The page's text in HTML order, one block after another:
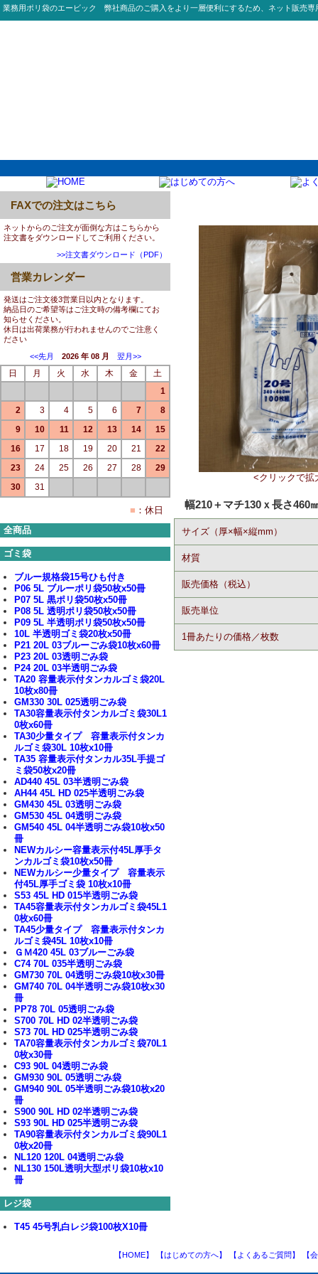
業務用ポリ袋のエービック 弊社商品のご購入をより一層便利にするため、ネット販売
FAXでの注文はこちら
ネットからのご注文が面倒な方はこちらから
注文書をダウンロードしてご利用ください。
>>注文書ダウンロード（PDF）
営業カレンダー
発送はご注文後3営業日以内となります。
納品日のご希望等はご注文時の備考欄にてお
知らせください。
休日は出荷業務が行われませんのでご注意く
ださい
<<先月
2026 年 08 月 翌月>>
日 月 火 水 木 金
土
1
2
3 4 5 6 7
8
9
10 11 12 13 14
15
16
17 18 19 20 21
22
23
24 25 26 27 28
29
30
31
■ ：休日
全商品
ゴミ袋
ブルー規格袋15号ひも付き
P06 5L ブルーポリ袋50枚x50冊
P07 5L 黒ポリ袋50枚x50冊
P08 5L 透明ポリ袋50枚x50冊
P09 5L 半透明ポリ袋50枚x50冊
10L 半透明ゴミ袋20枚x50冊
P21 20L 03ブルーごみ袋10枚x60冊
P23 20L 03透明ごみ袋
P24 20L 03半透明ごみ袋
TA20 容量表示付タンカルゴミ袋20L
10枚x80冊
GM330 30L 025透明ごみ袋
TA30容量表示付タンカルゴミ袋30L1
0枚x60冊
TA30少量タイプ 容量表示付タンカ
ルゴミ袋30L 10枚x10冊
TA35 容量表示付タンカル35L手提ゴ
ミ袋50枚x20冊
AD440 45L 03半透明ごみ袋
AH44 45L HD 025半透明ごみ袋
GM430 45L 03透明ごみ袋
GM530 45L 04透明ごみ袋
GM540 45L 04半透明ごみ袋10枚x50
冊
NEWカルシー容量表示付45L厚手タ
ンカルゴミ袋10枚x50冊
NEWカルシー少量タイプ 容量表示
付45L厚手ゴミ袋 10枚x10冊
S53 45L HD 015半透明ごみ袋
TA45容量表示付タンカルゴミ袋45L1
0枚x60冊
TA45少量タイプ 容量表示付タンカ
ルゴミ袋45L 10枚x10冊
ＧＭ420 45L 03ブルーごみ袋
C74 70L 035半透明ごみ袋
GM730 70L 04透明ごみ袋10枚x30冊
GM740 70L 04半透明ごみ袋10枚x30
冊
PP78 70L 05透明ごみ袋
S700 70L HD 02半透明ごみ袋
S73 70L HD 025半透明ごみ袋
TA70容量表示付タンカルゴミ袋70L1
0枚x30冊
C93 90L 04透明ごみ袋
GM930 90L 05透明ごみ袋
GM940 90L 05半透明ごみ袋10枚x20
冊
S900 90L HD 02半透明ごみ袋
S93 90L HD 025半透明ごみ袋
TA90容量表示付タンカルゴミ袋90L1
0枚x20冊
NL120 120L 04透明ごみ袋
NL130 150L透明大型ポリ袋10枚x10
冊
レジ袋
T45 45号乳白レジ袋100枚X10冊
<クリックで拡
幅210＋マチ130ｘ長さ
サイズ（厚×幅×縦mm）
材質
販売価格（税込）
販売単位
1冊あたりの価格／枚数
【HOME】 【はじめての方へ】 【よくあるご質問】 【